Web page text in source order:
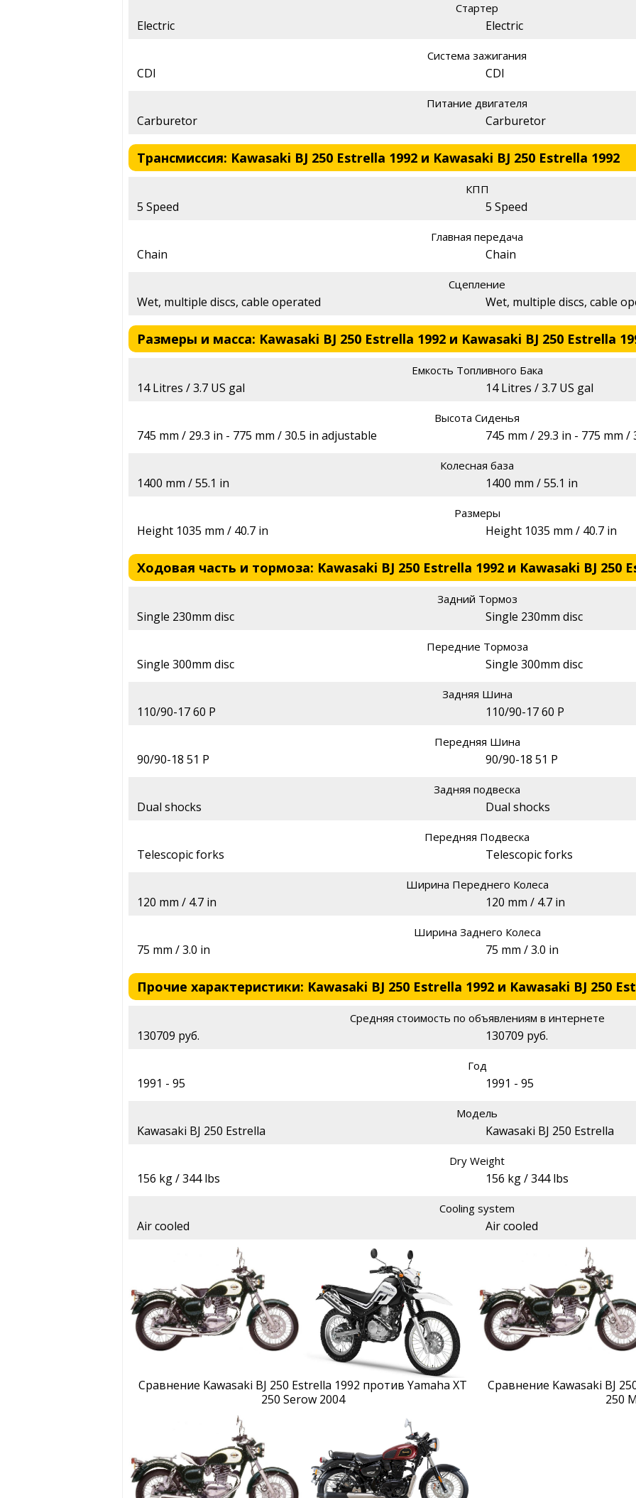
Стартер
Electric Electric
Система зажигания
CDI CDI
Питание двигателя
Carburetor Carburetor
Трансмиссия: Kawasaki BJ 250 Estrella 1992 и Kawasaki BJ 250 Estrella 1992
КПП
5 Speed 5 Speed
Главная передача
Chain Chain
Сцепление
Wet, multiple discs, cable operated Wet, multiple discs, cable
Размеры и масса: Kawasaki BJ 250 Estrella 1992 и Kawasaki BJ 250 Estrella
Емкость Топливного Бака
14 Litres / 3.7 US gal 14 Litres / 3.7 US gal
Высота Сиденья
745 mm / 29.3 in - 775 mm / 30.5 in adjustable 745 mm / 29.3 in - 775 mm
Колесная база
1400 mm / 55.1 in 1400 mm / 55.1 in
Размеры
Height 1035 mm / 40.7 in Height 1035 mm / 40.7 in
Ходовая часть и тормоза: Kawasaki BJ 250 Estrella 1992 и Kawasaki BJ 250
Задний Тормоз
Single 230mm disc Single 230mm disc
Передние Тормоза
Single 300mm disc Single 300mm disc
Задняя Шина
110/90-17 60 P 110/90-17 60 P
Передняя Шина
90/90-18 51 P 90/90-18 51 P
Задняя подвеска
Dual shocks Dual shocks
Передняя Подвеска
Telescopic forks Telescopic forks
Ширина Переднего Колеса
120 mm / 4.7 in 120 mm / 4.7 in
Ширина Заднего Колеса
75 mm / 3.0 in 75 mm / 3.0 in
Прочие характеристики: Kawasaki BJ 250 Estrella 1992 и Kawasaki BJ 250
Средняя стоимость по объявлениям в интернете
130709 руб. 130709 руб.
Год
1991 - 95 1991 - 95
Модель
Kawasaki BJ 250 Estrella Kawasaki BJ 250 Estrella
Dry Weight
156 kg / 344 lbs 156 kg / 344 lbs
Cooling system
Air cooled Air cooled
Сравнение Kawasaki BJ 250 Estrella 1992 против Yamaha XT
250 Serow 2004
Сравнение Kawasaki BJ
250